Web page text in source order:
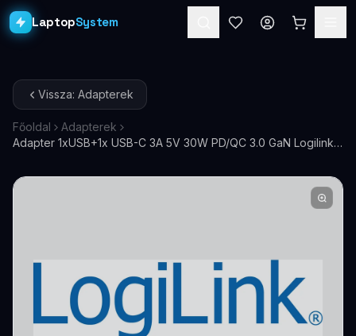
LaptopSystem
Asztali PC-k
Workstation PRO
Monitorok
Ajándékkártya
Vissza: Adapterek
Főoldal
Adapterek
Adapter 1xUSB+1x USB-C 3A 5V 30W PD/QC 3.0 GaN Logilink